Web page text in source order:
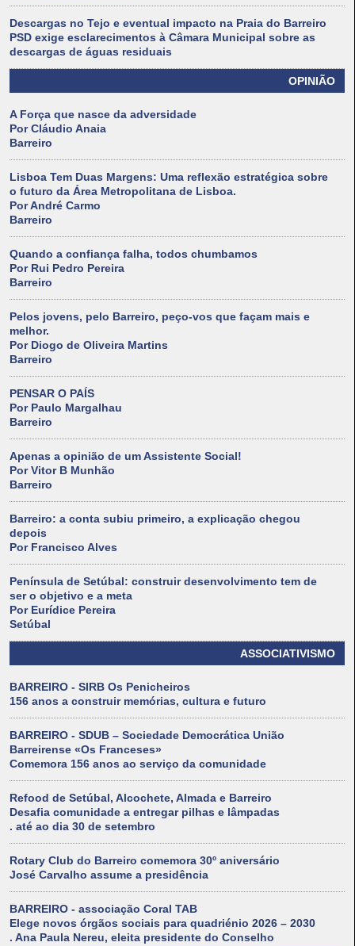
Descargas no Tejo e eventual impacto na Praia do Barreiro
PSD exige esclarecimentos à Câmara Municipal sobre as
descargas de águas residuais
OPINIÃO
A Força que nasce da adversidade
Por Cláudio Anaia
Barreiro
Lisboa Tem Duas Margens: Uma reflexão estratégica sobre
o futuro da Área Metropolitana de Lisboa.
Por André Carmo
Barreiro
Quando a confiança falha, todos chumbamos
Por Rui Pedro Pereira
Barreiro
Pelos jovens, pelo Barreiro, peço-vos que façam mais e
melhor.
Por Diogo de Oliveira Martins
Barreiro
PENSAR O PAÍS
Por Paulo Margalhau
Barreiro
Apenas a opinião de um Assistente Social!
Por Vitor B Munhão
Barreiro
Barreiro: a conta subiu primeiro, a explicação chegou
depois
Por Francisco Alves
Península de Setúbal: construir desenvolvimento tem de
ser o objetivo e a meta
Por Eurídice Pereira
Setúbal
ASSOCIATIVISMO
BARREIRO - SIRB Os Penicheiros
156 anos a construir memórias, cultura e futuro
BARREIRO - SDUB – Sociedade Democrática União
Barreirense «Os Franceses»
Comemora 156 anos ao serviço da comunidade
Refood de Setúbal, Alcochete, Almada e Barreiro
Desafia comunidade a entregar pilhas e lâmpadas
. até ao dia 30 de setembro
Rotary Club do Barreiro comemora 30º aniversário
José Carvalho assume a presidência
BARREIRO - associação Coral TAB
Elege novos órgãos sociais para quadriénio 2026 – 2030
. Ana Paula Nereu, eleita presidente do Conselho